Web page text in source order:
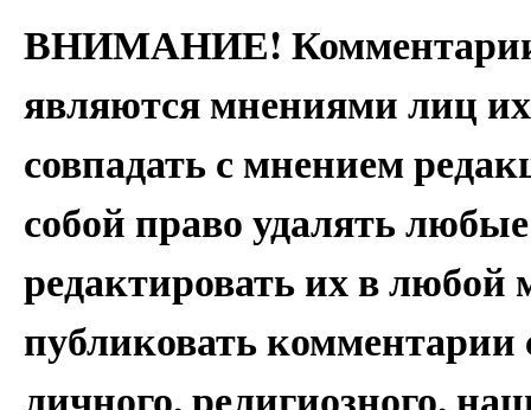
ВНИМАНИЕ! Комментарии
являются мнениями лиц
совпадать с мнением
собой право удалять
редактировать их в
публиковать